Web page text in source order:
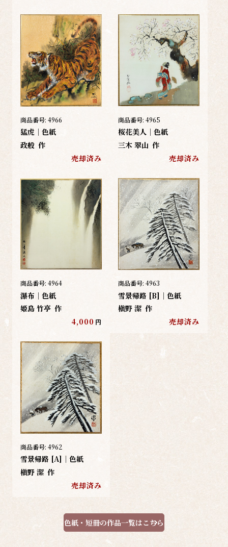
商品番号: 4966
猛虎｜色紙
政般 作
売却済み
商品番号: 4965
桜花美人｜色紙
三木 翠山 作
売却済み
商品番号: 4964
瀑布｜色紙
姫島 竹亭 作
4,000 円
商品番号: 4963
雪景帰路 [B]｜色紙
槇野 潔 作
売却済み
商品番号: 4962
雪景帰路 [A]｜色紙
槇野 潔 作
売却済み
色紙・短冊の作品一覧はこちら